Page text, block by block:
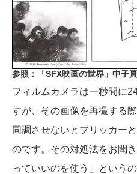
参照：「SFX映画の世界」中子
フィルムカメラは一秒間に
すが、その画像を再撮する
同調させないとフリッカー
のです。その対処法をお聞
っていいのを使う」という